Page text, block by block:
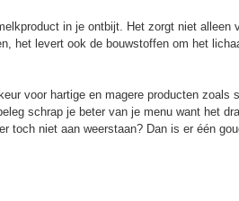
in je ontbijt. Het zorgt niet alleen
het levert ook de bouwstoffen om het
voor hartige en magere producten zoals
schrap je beter van je menu want het
toch niet aan weerstaan? Dan is er één